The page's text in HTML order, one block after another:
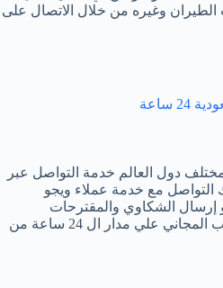
الطيران وغيره من خلال الاتصال على
ساعة
دول العالم خدمة التواصل عبر
التواصل مع خدمة عملاء ويجو
إرسال الشكاوي والمقترحات
المرغوب بها عبر تطبيق الواتساب المجاني علي مدار ال 24 ساعة من